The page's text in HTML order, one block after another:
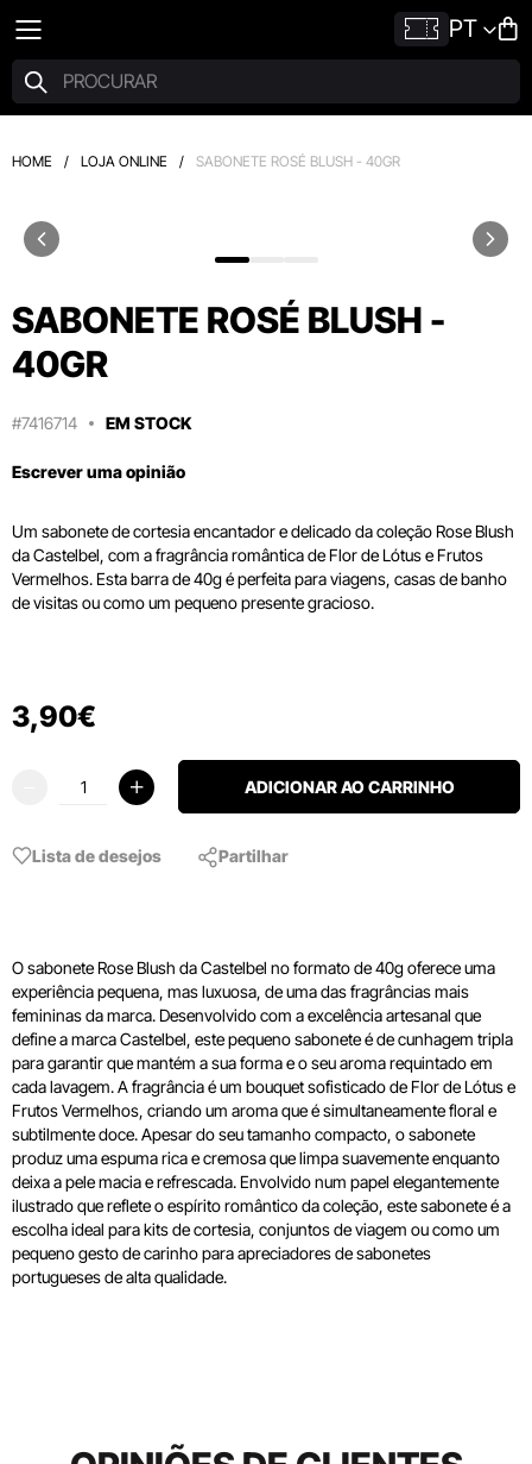
PT
HOME / LOJA ONLINE / SABONETE ROSÉ BLUSH - 40GR
SABONETE ROSÉ BLUSH -
40GR
#7416714 EM STOCK
Escrever uma opinião
Um sabonete de cortesia encantador e delicado da coleção Rose Blush
da Castelbel, com a fragrância romântica de Flor de Lótus e Frutos
Vermelhos. Esta barra de 40g é perfeita para viagens, casas de banho
de visitas ou como um pequeno presente gracioso.
3,90€
ADICIONAR AO CARRINHO
Lista de desejos Partilhar
O sabonete Rose Blush da Castelbel no formato de 40g oferece uma
experiência pequena, mas luxuosa, de uma das fragrâncias mais
femininas da marca. Desenvolvido com a excelência artesanal que
define a marca Castelbel, este pequeno sabonete é de cunhagem tripla
para garantir que mantém a sua forma e o seu aroma requintado em
cada lavagem. A fragrância é um bouquet sofisticado de Flor de Lótus e
Frutos Vermelhos, criando um aroma que é simultaneamente floral e
subtilmente doce. Apesar do seu tamanho compacto, o sabonete
produz uma espuma rica e cremosa que limpa suavemente enquanto
deixa a pele macia e refrescada. Envolvido num papel elegantemente
ilustrado que reflete o espírito romântico da coleção, este sabonete é a
escolha ideal para kits de cortesia, conjuntos de viagem ou como um
pequeno gesto de carinho para apreciadores de sabonetes
portugueses de alta qualidade.